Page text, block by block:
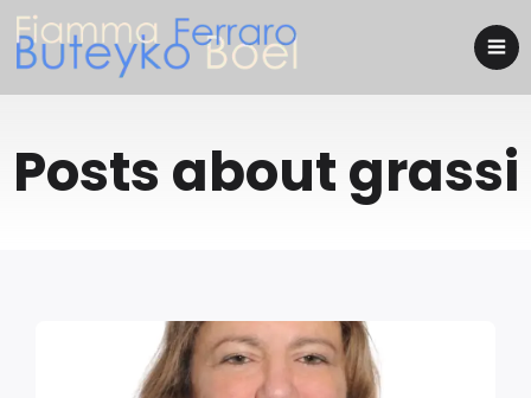
Posts about grassi